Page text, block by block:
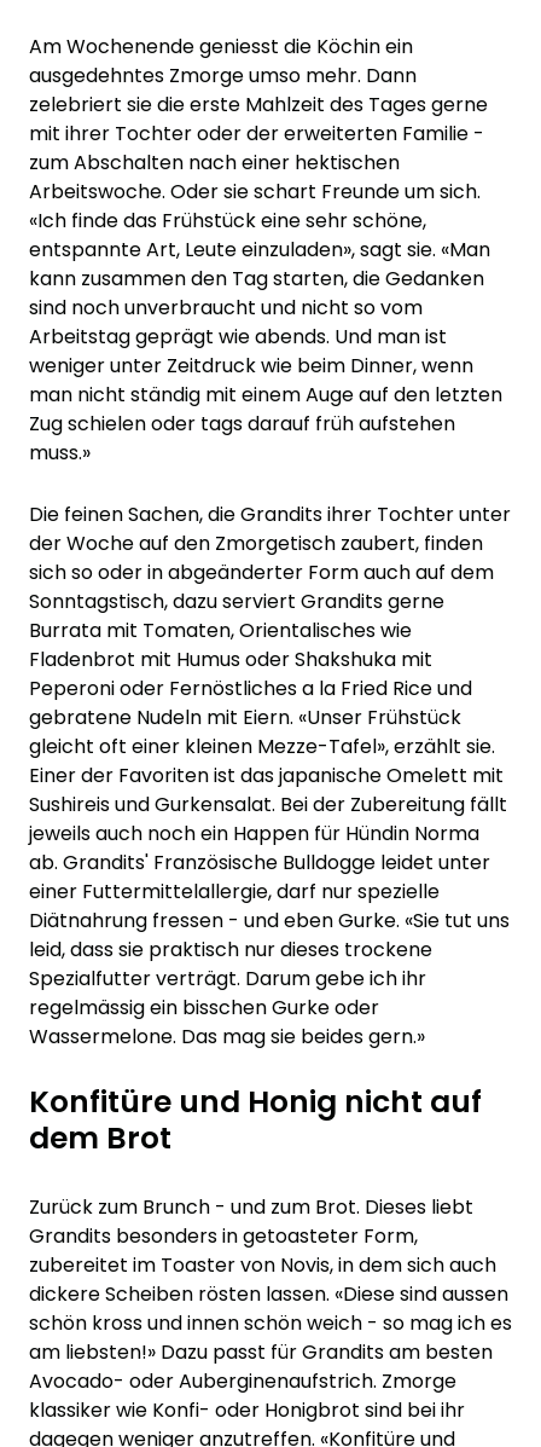
Am Wochenende geniesst die Köchin ein
ausgedehntes Zmorge umso mehr. Dann
zelebriert sie die erste Mahlzeit des Tages gerne
mit ihrer Tochter oder der erweiterten Familie -
zum Abschalten nach einer hektischen
Arbeitswoche. Oder sie schart Freunde um sich.
«Ich finde das Frühstück eine sehr schöne,
entspannte Art, Leute einzuladen», sagt sie. «Man
kann zusammen den Tag starten, die Gedanken
sind noch unverbraucht und nicht so vom
Arbeitstag geprägt wie abends. Und man ist
weniger unter Zeitdruck wie beim Dinner, wenn
man nicht ständig mit einem Auge auf den letzten
Zug schielen oder tags darauf früh aufstehen
muss.»
Die feinen Sachen, die Grandits ihrer Tochter unter
der Woche auf den Zmorgetisch zaubert, finden
sich so oder in abgeänderter Form auch auf dem
Sonntagstisch, dazu serviert Grandits gerne
Burrata mit Tomaten, Orientalisches wie
Fladenbrot mit Humus oder Shakshuka mit
Peperoni oder Fernöstliches a la Fried Rice und
gebratene Nudeln mit Eiern. «Unser Frühstück
gleicht oft einer kleinen Mezze-Tafel», erzählt sie.
Einer der Favoriten ist das japanische Omelett mit
Sushireis und Gurkensalat. Bei der Zubereitung fällt
jeweils auch noch ein Happen für Hündin Norma
ab. Grandits' Französische Bulldogge leidet unter
einer Futtermittelallergie, darf nur spezielle
Diätnahrung fressen - und eben Gurke. «Sie tut uns
leid, dass sie praktisch nur dieses trockene
Spezialfutter verträgt. Darum gebe ich ihr
regelmässig ein bisschen Gurke oder
Wassermelone. Das mag sie beides gern.»
Konfitüre und Honig nicht auf
dem Brot
Zurück zum Brunch - und zum Brot. Dieses liebt
Grandits besonders in getoasteter Form,
zubereitet im Toaster von Novis, in dem sich auch
dickere Scheiben rösten lassen. «Diese sind aussen
schön kross und innen schön weich - so mag ich es
am liebsten!» Dazu passt für Grandits am besten
Avocado- oder Auberginenaufstrich. Zmorge
klassiker wie Konfi- oder Honigbrot sind bei ihr
dagegen weniger anzutreffen. «Konfitüre und